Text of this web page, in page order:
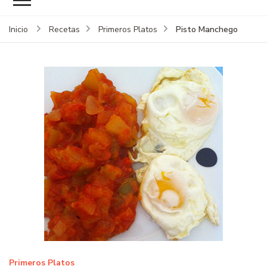
Inicio Recetas Primeros Platos Pisto Manchego
Primeros Platos